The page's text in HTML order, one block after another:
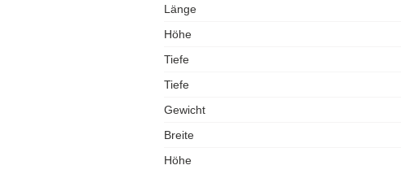
Länge
Höhe
Tiefe
Tiefe
Gewicht
Breite
Höhe